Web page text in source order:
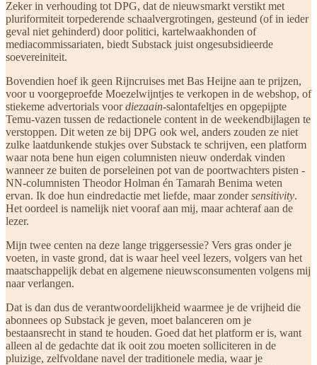
Zeker in verhouding tot DPG, dat de nieuwsmarkt verstikt met
pluriformiteit torpederende schaalvergrotingen, gesteund (of in ieder
geval niet gehinderd) door politici, kartelwaakhonden of
mediacommissariaten, biedt Substack juist ongesubsidieerde
soevereiniteit.
Bovendien hoef ik geen Rijncruises met Bas Heijne aan te prijzen,
voor u voorgeproefde Moezelwijntjes te verkopen in de webshop, of
stiekeme advertorials voordiezaain-salontafeltjes en opgepijpte
Temu-vazen tussen de redactionele content in de weekendbijlagen te
verstoppen. Dit weten ze bij DPG ook wel, anders zouden ze niet
zulke laatdunkende stukjes over Substack te schrijven, een platform
waar nota bene hun eigen columnisten nieuw onderdak vinden
wanneer ze buiten de porseleinen pot van de poortwachters pisten -
NN-columnisten Theodor Holman én Tamarah Benima weten
ervan. Ik doe hun eindredactie met liefde, maar zondersensitivity.
Het oordeel is namelijk niet vooraf aan mij, maar achteraf aan de
lezer.
Mijn twee centen na deze lange triggersessie? Vers gras onder je
voeten, in vaste grond, dat is waar heel veel lezers, volgers van het
maatschappelijk debat en algemene nieuwsconsumenten volgens mij
naar verlangen.
Dat is dan dus de verantwoordelijkheid waarmee je de vrijheid die
abonnees op Substack je geven, moet balanceren om je
bestaansrecht in stand te houden. Goed dat het platform er is, want
alleen al de gedachte dat ik ooit zou moeten solliciteren in de
pluizige, zelfvoldane navel der traditionele media, waar je